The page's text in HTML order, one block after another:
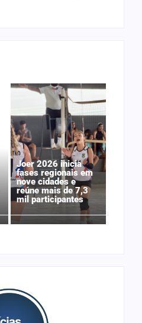
Joer 2026 inicia
fases regionais em
nove cidades e
reúne mais de 7,3
mil participantes